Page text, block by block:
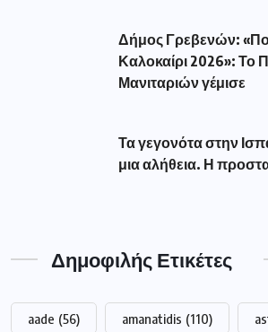
Δήμος Γρεβενών:
Καλοκαίρι 2026»: Το
Μανιταριών γέμισε
Τα γεγονότα στην
μια αλήθεια. Η
Δημοφιλής Ετικέτες
aade (56) amanatidis (110)